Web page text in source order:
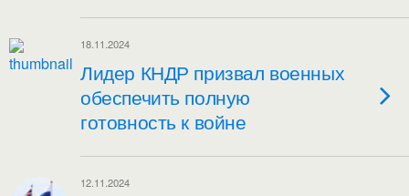
18.11.2024
Лидер КНДР призвал военных
обеспечить полную
готовность к войне
12.11.2024